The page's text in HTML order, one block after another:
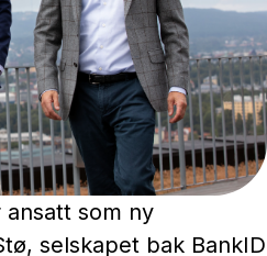
som ny
selskapet bak BankID